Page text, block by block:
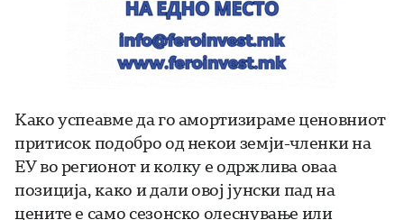
Како успеавме да го амортизираме ценовниот
притисок подобро од некои земји-членки на
ЕУ во регионот и колку е одржлива оваа
позиција, како и дали овој јунски пад на
цените е само сезонско олеснување или